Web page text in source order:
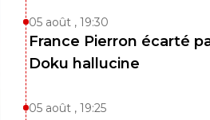
05 août , 19:30
France Pierron écarté
Doku hallucine
05 août , 19:25